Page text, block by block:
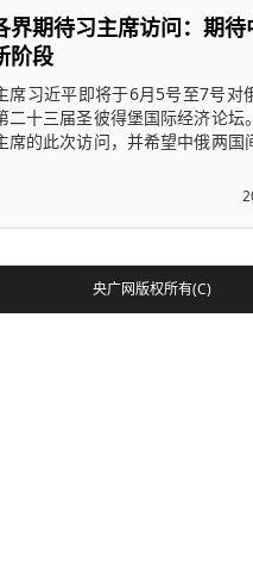
界期待习主席访问：期
阶段
席习近平即将于6月5号至7号对
二十三届圣彼得堡国际经济论坛
席的此次访问，并希望中俄两国
央广网版权所有(C)